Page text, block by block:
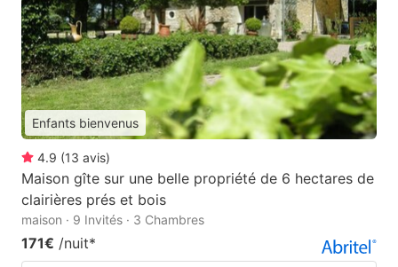
Enfants bienvenus
4.9 (13 avis)
Maison gîte sur une belle propriété de 6 hectares de
clairières prés et bois
maison · 9 Invités · 3 Chambres
171€ /nuit*